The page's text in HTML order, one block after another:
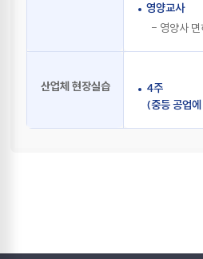
2분의 1 이상 취득 3. 총 이수
교직 연합전공 이수자 선발 및
따로 정한다.
제9조 (교원자격 취득을 위한 전공
기본이수과목 중 교과 교육론
교육 영역으로 이수하는 경우
영양교사
- 영양사 면
산업체 현장실습
4주
(중등 공업